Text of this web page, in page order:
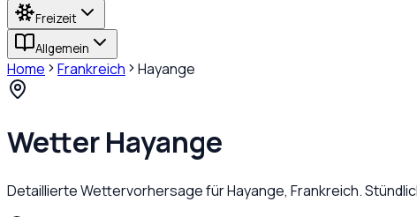
Freizeit
Allgemein
Home Frankreich Hayange
WetterHayange
Detaillierte Wettervorhersage fürHayange, Frankreich.